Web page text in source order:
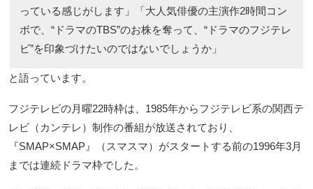
っている感じがします」「大人気俳優の主演作2時間コン
ボで、“ドラマのTBS”のお株を奪って、“ドラマのフジテレ
ビ”を印象づけたいのではないでしょうか」
と語っています。
フジテレビの月曜22時枠は、1985年からフジテレビ系の関西テ
レビ（カンテレ）制作の番組が放送されており、
『SMAP×SMAP』（スマスマ）がスタートする前の1996年3月
までは連続ドラマ枠でした。